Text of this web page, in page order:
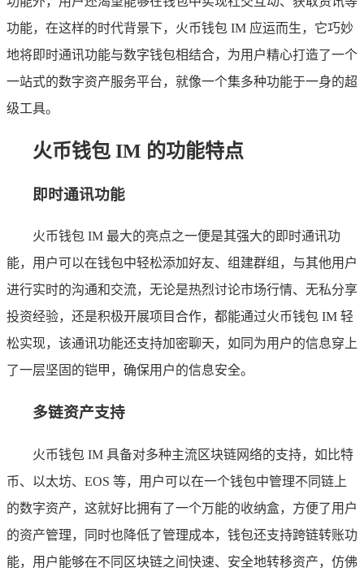
功能，在这样的时代背景下，火币钱包 IM 应运而生，它巧妙
地将即时通讯功能与数字钱包相结合，为用户精心打造了一个
一站式的数字资产服务平台，就像一个集多种功能于一身的超
级工具。
火币钱包 IM 的功能特点
即时通讯功能
火币钱包 IM 最大的亮点之一便是其强大的即时通讯功
能，用户可以在钱包中轻松添加好友、组建群组，与其他用户
进行实时的沟通和交流，无论是热烈讨论市场行情、无私分享
投资经验，还是积极开展项目合作，都能通过火币钱包 IM 轻
松实现，该通讯功能还支持加密聊天，如同为用户的信息穿上
了一层坚固的铠甲，确保用户的信息安全。
多链资产支持
火币钱包 IM 具备对多种主流区块链网络的支持，如比特
币、以太坊、EOS 等，用户可以在一个钱包中管理不同链上
的数字资产，这就好比拥有了一个万能的收纳盒，方便了用户
的资产管理，同时也降低了管理成本，钱包还支持跨链转账功
能，用户能够在不同区块链之间快速、安全地转移资产，仿佛